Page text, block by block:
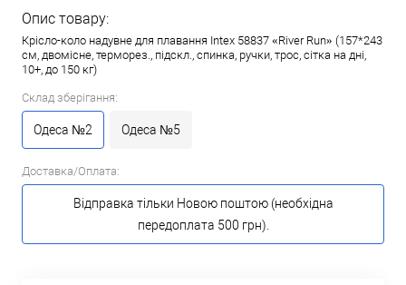
Опис товару:
Крісло-коло надувне для плавання Intex 58837 «River Run» (157*243
см, двомісне, терморез., підскл., спинка, ручки, трос, сітка на дні,
10+, до 150 кг)
Склад зберігання:
Одеса №2 Одеса №5
Доставка/Оплата:
Відправка тільки Новою поштою (необхідна
передоплата 500 грн).